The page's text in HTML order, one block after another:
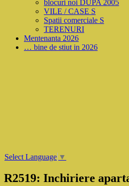
blocuri noi DUPA 2005
VILE / CASE S
Spatii comerciale S
TERENURI
Mentenanta 2026
… bine de stiut in 2026
Select Language ▼
R2519: Inchiriere